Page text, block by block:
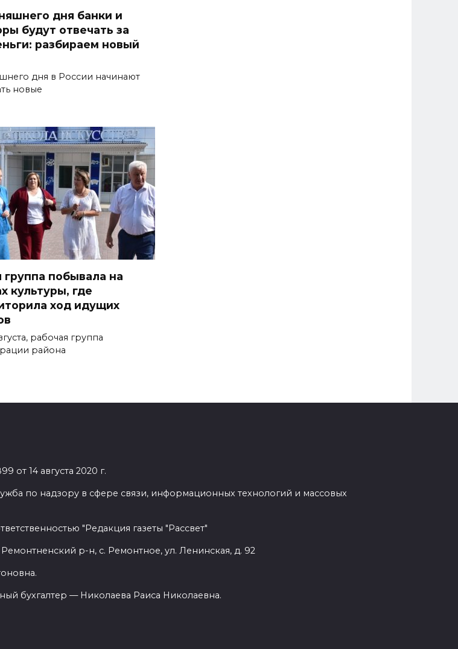
дня банки и
будут отвечать за
разбираем новый
дня в России начинают
новые
группа побывала на
культуры, где
ход идущих
рабочая группа
района
14 августа 2020 г.
по надзору в сфере связи, информационных технологий и массовых
"Редакция газеты "Рассвет"
р-н, с. Ремонтное, ул. Ленинская, д. 92
бухгалтер — Николаева Раиса Николаевна.